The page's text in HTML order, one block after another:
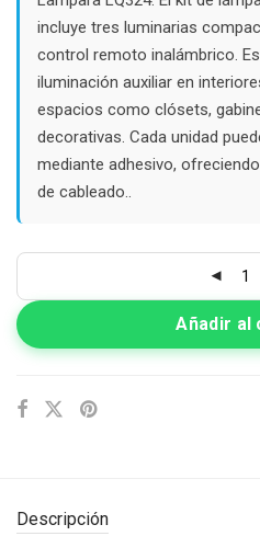
incluye tres luminarias
control remoto inalámbrico.
iluminación auxiliar en
espacios como clósets,
decorativas. Cada unidad
mediante adhesivo,
de cableado..
Añadir al
Descripción